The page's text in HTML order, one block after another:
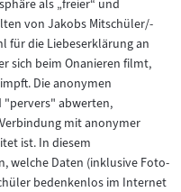
als „freier“ und
von Jakobs Mitschüler/-
für die Liebeserklärung an
sich beim Onanieren filmt,
Die anonymen
"pervers" abwerten,
mit anonymer
ist. In diesem
welche Daten (inklusive Foto-
bedenkenlos im Internet